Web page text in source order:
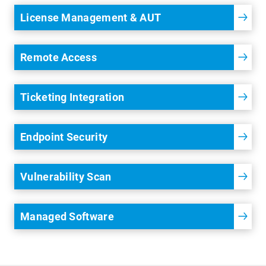
License Management & AUT
Remote Access
Ticketing Integration
Endpoint Security
Vulnerability Scan
Managed Software